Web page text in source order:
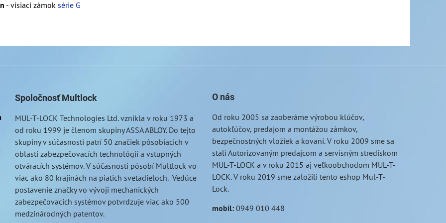
- visiaci zámok série G
Spoločnosť Multlock
MUL-T-LOCK Technologies Ltd. vznikla v roku 1973 a
od roku 1999 je členom skupiny ASSA ABLOY. Do tejto
skupiny v súčasnosti patrí 50 značiek pôsobiacich v
oblasti zabezpečovacích technológií a vstupných
otváracích systémov. V súčasnosti pôsobí Multlock vo
viac ako 80 krajinách na piatich svetadieloch. Vedúce
postavenie značky vo vývoji mechanických
zabezpečovacích systémov potvrdzuje viac ako 500
medzinárodných patentov.
O nás
Od roku 2005 sa zaoberáme výrobou klúčov,
autokľúčov, predajom a montážou zámkov,
bezpečnostných vložiek a kovaní. V roku 2009 sme sa
stali Autorizovaným predajcom a servisným strediskom
MUL-T-LOCK a v roku 2015 aj veľkoobchodom MUL-T-
LOCK. V roku 2019 sme založili tento eshop Mul-T-
Lock.
mobil: 0949 010 448